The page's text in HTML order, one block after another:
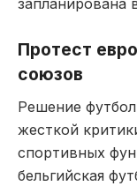
Протест
союзов
Решение
жесткой
спортивных
бельгийская